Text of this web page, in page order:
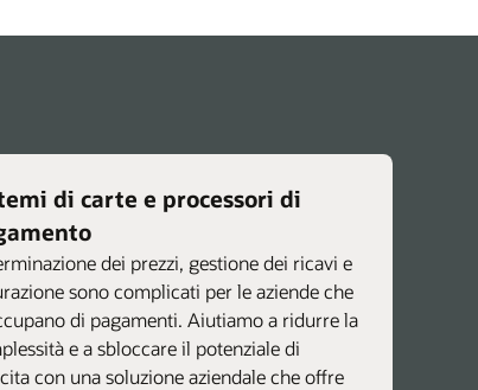
di carte e processori di
dei prezzi, gestione dei ricavi e
sono complicati per le aziende che
di pagamenti. Aiutiamo a ridurre la
e a sbloccare il potenziale di
con una soluzione aziendale che offre